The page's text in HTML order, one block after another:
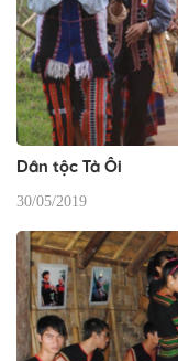
Dân tộc Tà Ôi
30/05/2019